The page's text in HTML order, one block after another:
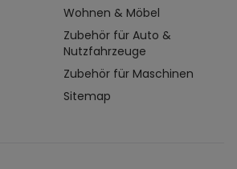
Wohnen & Möbel
Zubehör für Auto &
Nutzfahrzeuge
Zubehör für Maschinen
Sitemap